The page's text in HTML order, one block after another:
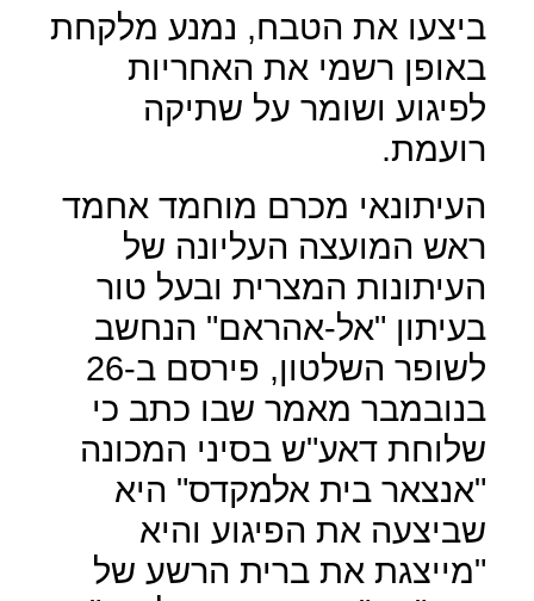
ביצעו את הטבח, נמנע מלקחת
באופן רשמי את האחריות
לפיגוע ושומר על שתיקה
רועמת.
העיתונאי מכרם מוחמד אחמד
ראש המועצה העליונה של
העיתונות המצרית ובעל טור
בעיתון "אל-אהראם" הנחשב
לשופר השלטון, פירסם ב-26
בנובמבר מאמר שבו כתב כי
שלוחת דאע"ש בסיני המכונה
"אנצאר בית אלמקדס" היא
שביצעה את הפיגוע והיא
"מייצגת את ברית הרשע של